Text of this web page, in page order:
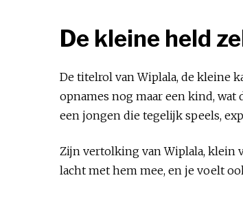
De kleine held
De titelrol van Wiplala, de kleine
opnames nog maar een kind, wat
een jongen die tegelijk speels,
Zijn vertolking van Wiplala, klein
lacht met hem mee, en je voelt